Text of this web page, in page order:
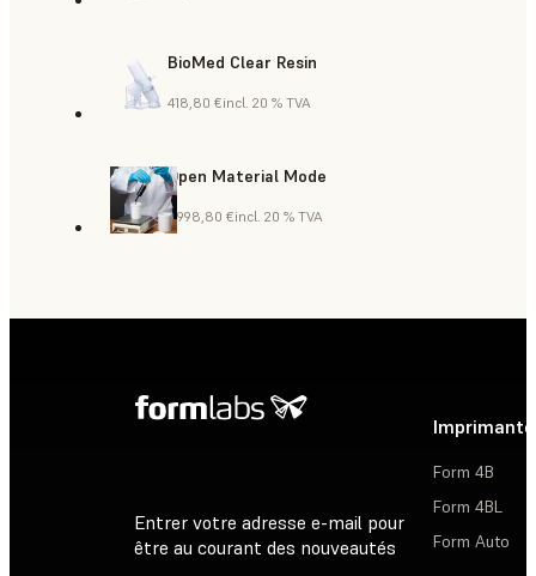
BioMed Clear Resin
418,80 €incl. 20 % TVA
Open Material Mode
2 998,80 €incl. 20 % TVA
Entrer votre adresse e-mail pour
être au courant des nouveautés
Form 4B
Form 4BL
Form Auto